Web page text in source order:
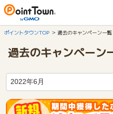
ポイントタウンTOP 過去のキャンペーン一覧
過去のキャンペーン